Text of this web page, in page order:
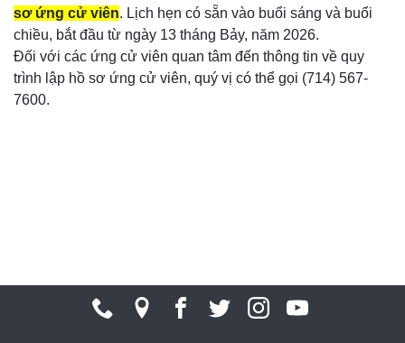
sơ ứng cử viên. Lịch hẹn có sẵn vào buổi sáng và buổi
chiều, bắt đầu từ ngày 13 tháng Bảy, năm 2026.
Đối với các ứng cử viên quan tâm đến thông tin về quy
trình lập hồ sơ ứng cử viên, quý vị có thể gọi (714) 567-
7600.